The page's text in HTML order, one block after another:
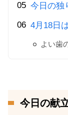
今日の
4月18日
よい歯
今日の献